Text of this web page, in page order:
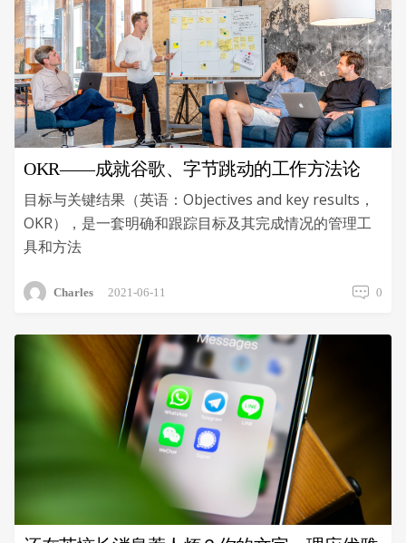
OKR——成就谷歌、字节跳动的工作方法论
目标与关键结果（英语：Objectives and key results，
OKR），是一套明确和跟踪目标及其完成情况的管理工
具和方法
Charles 2021-06-11 0